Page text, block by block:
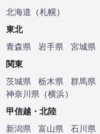
北海道 （札幌）
東北
青森県
岩手県 宮城県
関東
茨城県
栃木県 群馬県
神奈川県 （横浜）
甲信越・北陸
新潟県
富山県 石川県